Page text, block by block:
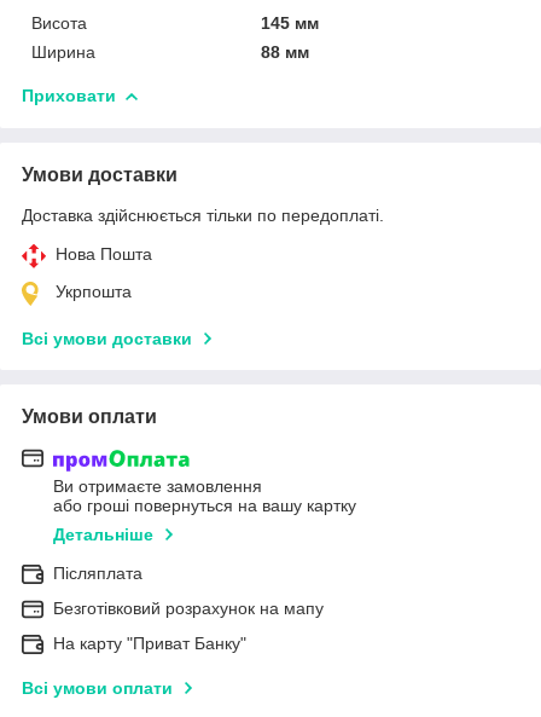
Висота
145 мм
Ширина
88 мм
Приховати
Умови доставки
Доставка здійснюється тільки по передоплаті.
Нова Пошта
Укрпошта
Всі умови доставки
Умови оплати
Ви отримаєте замовлення
або гроші повернуться на вашу картку
Детальніше
Післяплата
Безготівковий розрахунок на мапу
На карту "Приват Банку"
Всі умови оплати